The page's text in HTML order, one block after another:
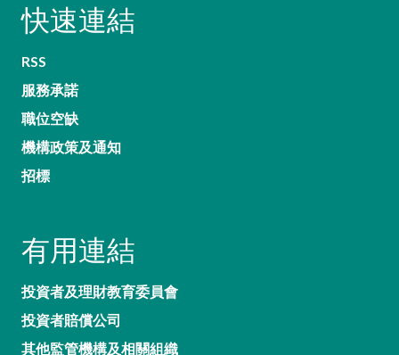
快速連結
RSS
服務承諾
職位空缺
機構政策及通知
招標
有用連結
投資者及理財教育委員會
投資者賠償公司
其他監管機構及相關組織